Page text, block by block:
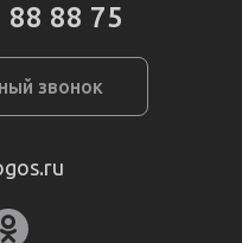
88 88 75
звонок